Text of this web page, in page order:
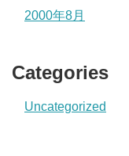
2000年8月
Categories
Uncategorized